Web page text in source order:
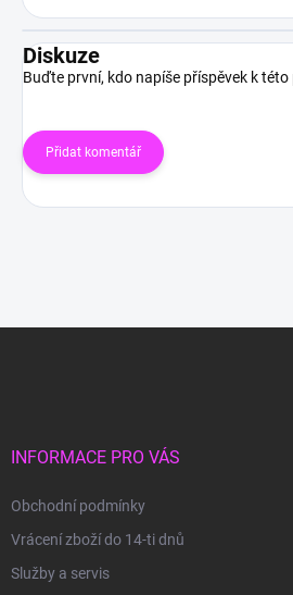
Diskuze
Buďte první, kdo napíše příspěvek k této
Přidat komentář
INFORMACE PRO VÁS
Obchodní podmínky
Vrácení zboží do 14-ti dnů
Služby a servis